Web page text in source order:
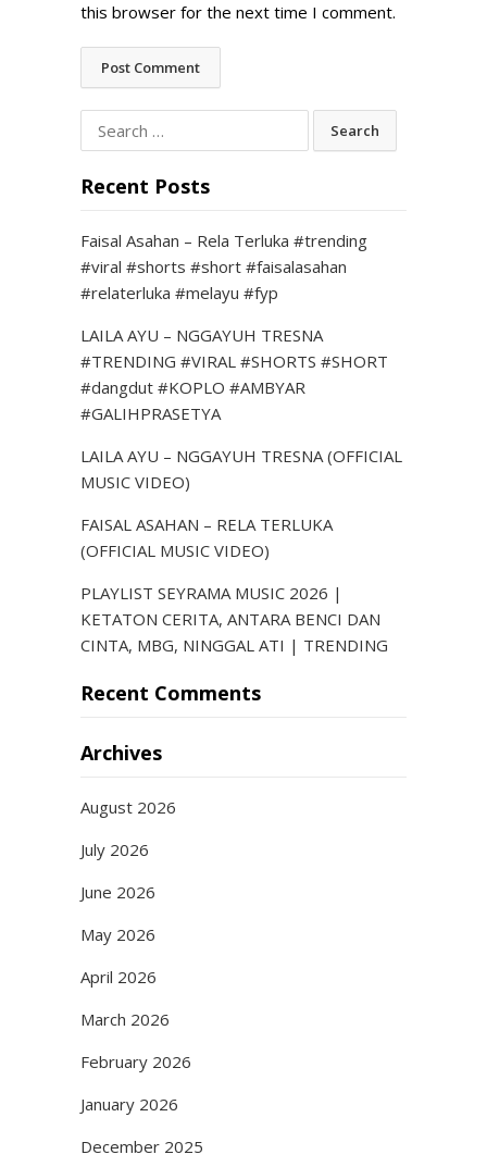
this browser for the next time I comment.
Search
for:
Recent Posts
Faisal Asahan – Rela Terluka #trending
#viral #shorts #short #faisalasahan
#relaterluka #melayu #fyp
LAILA AYU – NGGAYUH TRESNA
#TRENDING #VIRAL #SHORTS #SHORT
#dangdut #KOPLO #AMBYAR
#GALIHPRASETYA
LAILA AYU – NGGAYUH TRESNA (OFFICIAL
MUSIC VIDEO)
FAISAL ASAHAN – RELA TERLUKA
(OFFICIAL MUSIC VIDEO)
PLAYLIST SEYRAMA MUSIC 2026 |
KETATON CERITA, ANTARA BENCI DAN
CINTA, MBG, NINGGAL ATI | TRENDING
Recent Comments
Archives
August 2026
July 2026
June 2026
May 2026
April 2026
March 2026
February 2026
January 2026
December 2025